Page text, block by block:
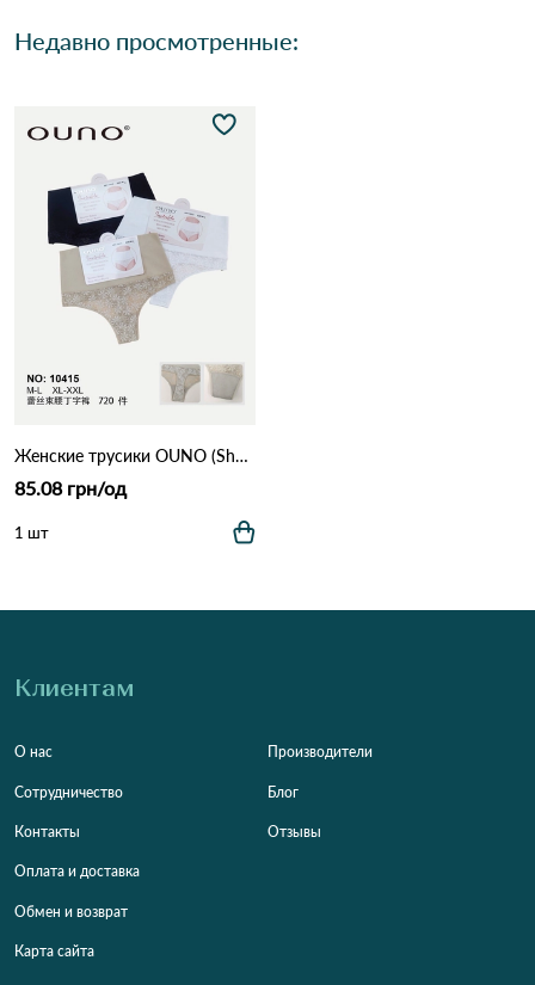
Недавно просмотренные:
Женские трусики OUNO (Shaping Invisible) 10415 (10B) Различные цвета
85.08 грн/од
1 шт
Клиентам
О нас
Сотрудничество
Контакты
Оплата и доставка
Обмен и возврат
Карта сайта
Производители
Блог
Отзывы